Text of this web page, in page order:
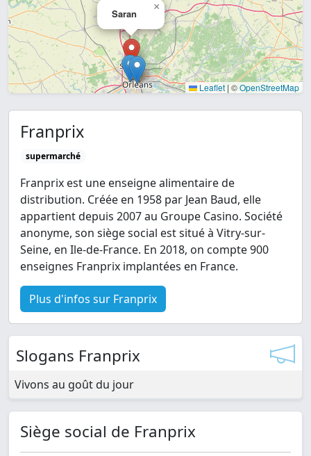
Saran
×
Leaflet | ©OpenStreetMap
Franprix
supermarché
Franprix est une enseigne alimentaire de
distribution. Créée en 1958 par Jean Baud, elle
appartient depuis 2007 au Groupe Casino. Société
anonyme, son siège social est situé à Vitry-sur-
Seine, en Ile-de-France. En 2018, on compte 900
enseignes Franprix implantées en France.
Plus d'infos sur Franprix
Slogans Franprix
Vivons au goût du jour
Siège social de Franprix